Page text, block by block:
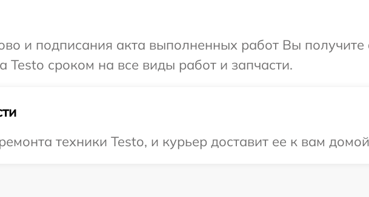
и подписания акта выполненных работ Вы
Testo сроком на все виды работ и запчасти.
техники Testo, и курьер доставит ее к вам